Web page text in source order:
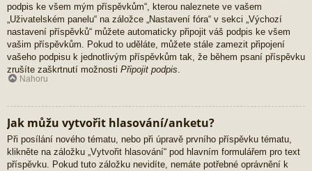
podpis ke všem mým příspěvkům“, kterou naleznete ve vašem
„Uživatelském panelu“ na záložce „Nastavení fóra“ v sekci „Výchozí
nastavení příspěvků“ můžete automaticky připojit váš podpis ke všem
vašim příspěvkům. Pokud to uděláte, můžete stále zamezit připojení
vašeho podpisu k jednotlivým příspěvkům tak, že během psaní příspěvku
zrušíte zaškrtnutí možnosti Připojit podpis
Nahoru
Jak můžu vytvořit hlasování/anketu?
Při posílání nového tématu, nebo při úpravě prvního příspěvku tématu,
klikněte na záložku „Vytvořit hlasování“ pod hlavním formulářem pro text
příspěvku. Pokud tuto záložku nevidíte, nemáte potřebné oprávnění k